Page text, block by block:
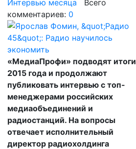
Интервью месяца Всего
комментариев: 0
«МедиаПрофи» подводят итоги
2015 года и продолжают
публиковать интервью с топ-
менеджерами российских
медиаобъединений и
радиостанций. На вопросы
отвечает исполнительный
директор радиохолдинга